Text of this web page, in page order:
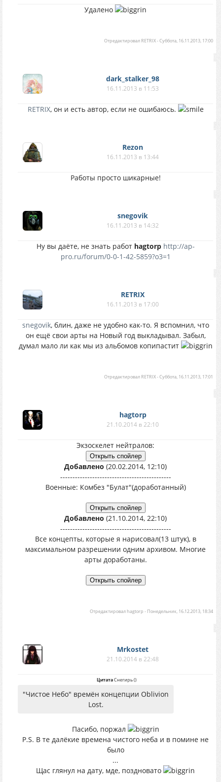
Удалено
Отредактировал RETRIX-Суббота, 16.11.2013, 17:00
dark_stalker_98
16.11.2013 в 11:53
RETRIX, он и есть автор, если не ошибаюсь.
Rezon
16.11.2013 в 13:44
Работы просто шикарные!
snegovik
16.11.2013 в 14:32
Ну вы даёте, не знать работ hagtorp http://ap-
pro.ru/forum/0-0-1-42-5859?o3=1
RETRIX
16.11.2013 в 17:00
snegovik, блин, даже не удобно как-то. Я вспомнил, что
он ещё свои арты на Новый год выкладывал. Забыл,
думал мало ли как мы из альбомов копипастит
Отредактировал RETRIX-Суббота, 16.11.2013, 17:01
hagtorp
21.10.2014 в 22:10
Экзоскелет нейтралов:
Добавлено (20.02.2014, 12:10)
---------------------------------------------
Военные: Комбез "Булат"(доработанный)
Добавлено (21.10.2014, 22:10)
---------------------------------------------
Все концепты, которые я нарисовал(13 штук), в
максимальном разрешении одним архивом. Многие
арты доработаны.
Отредактировал hagtorp - Понедельник, 16.12.2013, 18:34
Mrkostet
21.10.2014 в 22:48
ЦитатаСнегирь()
"Чистое Небо" времён концепции Oblivion
Lost.
Пасибо, поржал
P.S. В те далёкие времена чистого неба и в помине не
было
...
Щас глянул на дату, мде, поздновато